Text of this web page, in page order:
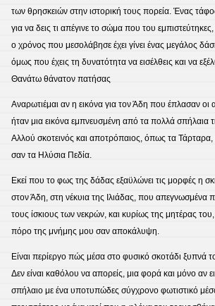
των θρησκειών στην ιστορική τους πορεία. Ένας
για να δεις τι απέγινε το σώμα που του
ο χρόνος που μεσολάβησε έχει γίνει ένας μεγάλος
όμως που έχεις τη δυνατότητα να εισέλθεις και να
Θανάτω θάνατον πατήσας
Αναρωτιέμαι αν η εικόνα για τον Άδη που έπλασαν οι
ήταν μια εικόνα εμπνευσμένη από τα πολλά σπήλαια
Αλλού σκοτεινός και αποτρόπαιος, όπως τα Τάρταρα,
σαν τα Ηλύσια Πεδία.
Εκεί που το φως της δάδας εξαϋλώνει τις μορφές η
στον Άδη, στη νέκυια της Ιλιάδας, που απεγνωσμένα
τους ίσκιους των νεκρών, και κυρίως της μητέρας
πόρο της μνήμης μου σαν αποκάλυψη.
Είναι περίεργο πώς μέσα στο φυσικό σκοτάδι ξυπνά
Δεν είναι καθόλου να απορείς, μια φορά και μόνο αν
σπήλαιο με ένα υποτυπώδες σύγχρονο φωτιστικό